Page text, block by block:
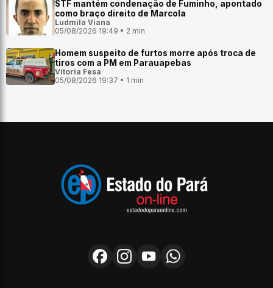
STF mantém condenação de Fuminho, apontado
como braço direito de Marcola
Ludmila Viana
05/08/2026 19:49 • 2 min
Homem suspeito de furtos morre após troca de
tiros com a PM em Parauapebas
Vitoria Fesa
05/08/2026 19:37 • 1 min